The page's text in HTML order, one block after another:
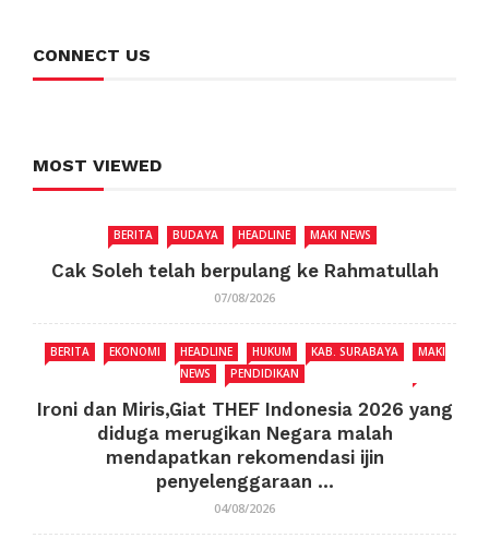
CONNECT US
MOST VIEWED
BERITA BUDAYA HEADLINE MAKI NEWS
Cak Soleh telah berpulang ke Rahmatullah
07/08/2026
BERITA EKONOMI HEADLINE HUKUM KAB. SURABAYA
MAKI
NEWS
PENDIDIKAN
Ironi dan Miris,Giat THEF Indonesia 2026 yang
diduga merugikan Negara malah
mendapatkan rekomendasi ijin
penyelenggaraan ...
04/08/2026